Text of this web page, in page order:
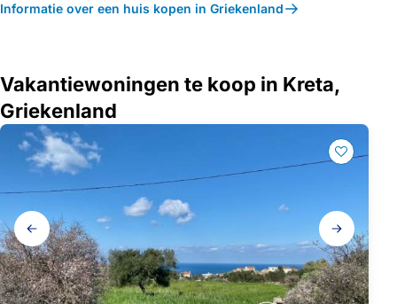
Informatie over een huis kopen in Griekenland
Vakantiewoningen te koop in Kreta,
Griekenland
Galerij
navigatie